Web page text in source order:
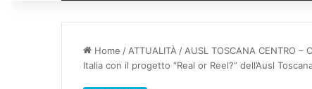
Home / ATTUALITÀ / AUSL TOSCANA CENTRO
Italia con il progetto “Real or Reel?” dell’Ausl